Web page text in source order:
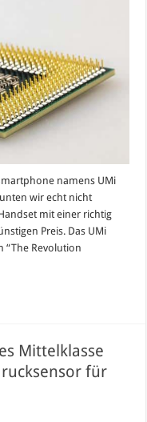
namens UMi
wir echt nicht
mit einer richtig
Preis. Das UMi
“The Revolution
Mittelklasse
für